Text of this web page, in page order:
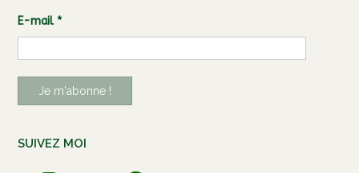
E-mail *
SUIVEZ MOI